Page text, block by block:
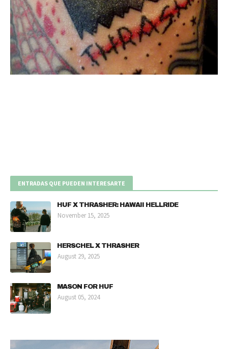
ENTRADAS QUE PUEDEN INTERESARTE
HUF X THRASHER: HAWAII HELLRIDE
November 15, 2025
HERSCHEL X THRASHER
August 29, 2025
MASON FOR HUF
August 05, 2024